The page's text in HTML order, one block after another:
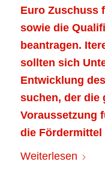
Euro Zuschuss
sowie die
beantragen.
sollten sich
Entwicklung
suchen, der die
Voraussetzung
die Fördermittel
Weiterlesen